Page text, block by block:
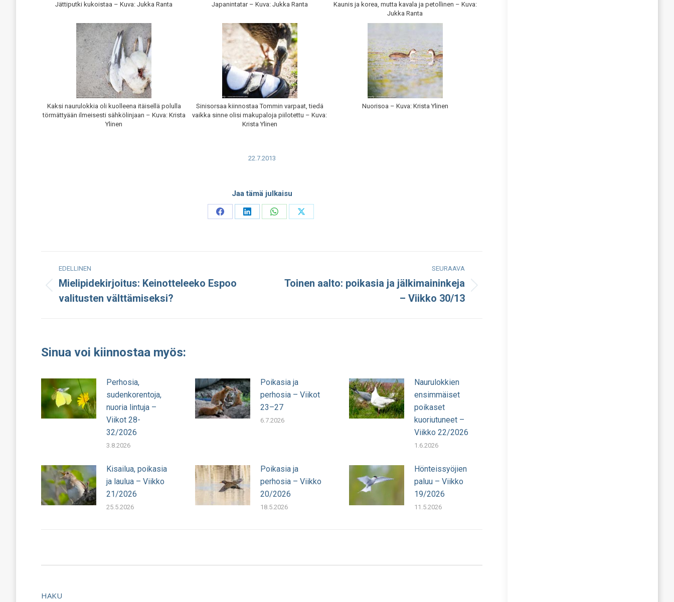
Jättiputki kukoistaa – Kuva: Jukka Ranta Japanintatar – Kuva: Jukka Ranta
Kaunis ja korea, mutta kavala ja petollinen – Kuva:
Jukka Ranta
Kaksi naurulokkia oli kuolleena itäisellä polulla
törmättyään ilmeisesti sähkölinjaan – Kuva: Krista
Ylinen
Sinisorsaa kiinnostaa Tommin varpaat, tiedä
vaikka sinne olisi makupaloja piilotettu – Kuva:
Krista Ylinen
Nuorisoa – Kuva: Krista Ylinen
22.7.2013
Jaa tämä julkaisu
Share
Share
Share
Share
Post
navigation
EDELLINEN
Edellinen
julkaisu:
Mielipidekirjoitus: Keinotteleeko Espoo
valitusten välttämiseksi?
SEURAAVA
Toinen aalto: poikasia ja jälkimaininkeja
– Viikko 30/13
Sinua voi kiinnostaa myös:
Perhosia,
sudenkorentoja,
nuoria lintuja –
Viikot 28-
32/2026
3.8.2026
Poikasia ja
perhosia – Viikot
23–27
6.7.2026
Naurulokkien
ensimmäiset
poikaset
kuoriutuneet –
Viikko 22/2026
1.6.2026
Kisailua, poikasia
ja laulua – Viikko
21/2026
25.5.2026
Poikasia ja
perhosia – Viikko
20/2026
18.5.2026
Hönteissyöjien
paluu – Viikko
19/2026
11.5.2026
HAKU